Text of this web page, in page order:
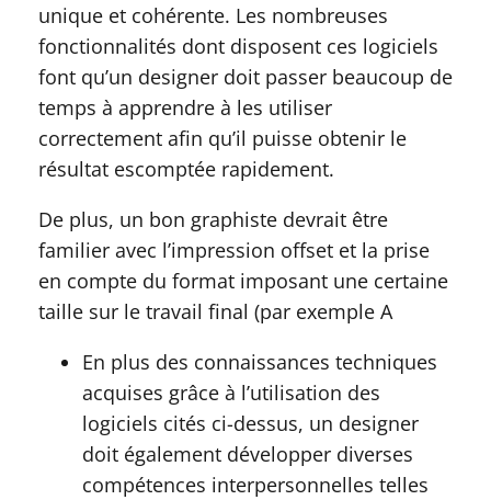
unique et cohérente. Les nombreuses
fonctionnalités dont disposent ces logiciels
font qu’un designer doit passer beaucoup de
temps à apprendre à les utiliser
correctement afin qu’il puisse obtenir le
résultat escomptée rapidement.
De plus, un bon graphiste devrait être
familier avec l’impression offset et la prise
en compte du format imposant une certaine
taille sur le travail final (par exemple A
En plus des connaissances techniques
acquises grâce à l’utilisation des
logiciels cités ci-dessus, un designer
doit également développer diverses
compétences interpersonnelles telles